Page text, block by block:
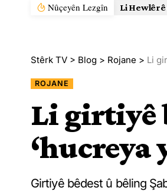
Nûçeyên Lezgîn Li
Stêrk TV > Blog > Rojane > Li
ROJANE
Li girtiyê
‘hucreya
Girtiyê bêdest û bêling